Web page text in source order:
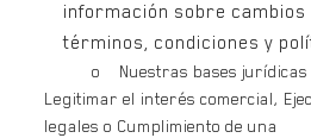
información sobre cambios
términos, condiciones y
o Nuestras bases jurídicas
Legitimar el interés comercial,
legales o Cumplimiento de